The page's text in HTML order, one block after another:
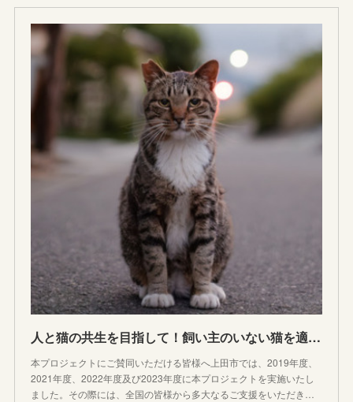
人と猫の共生を目指して！飼い主のいない猫を適切に管理し、不幸な命をなくしたい！｜ふるさと納税のガバメントクラウドファンディングは「ふるさとチョイス」
本プロジェクトにご賛同いただける皆様へ上田市では、2019年度、
2021年度、2022年度及び2023年度に本プロジェクトを実施いたし
ました。その際には、全国の皆様から多大なるご支援をいただき…